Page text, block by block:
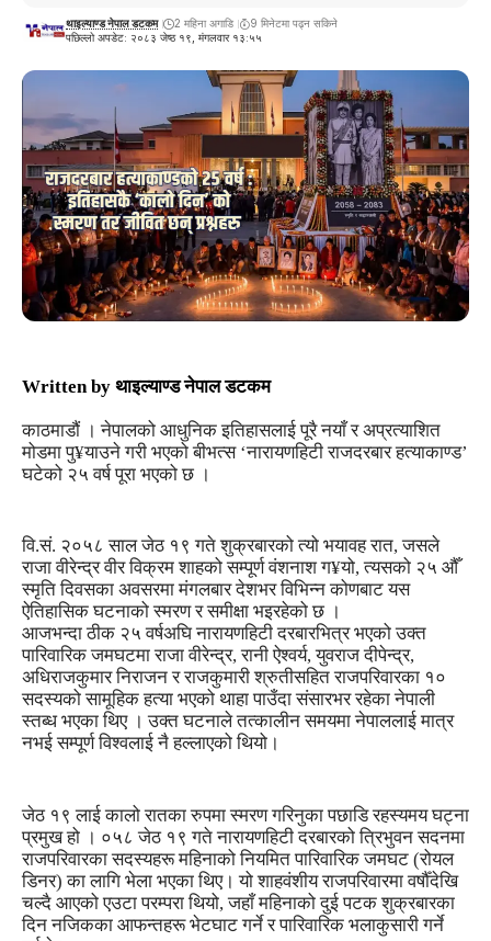
पछिल्लो अपडेट: २०८३ जेष्ठ १९, मंगलवार १३:५५
थाइल्याण्ड नेपाल डटकम 2 महिना अगाडि 9 मिनेटमा पढ्न सकिने
Written by थाइल्याण्ड नेपाल डटकम
काठमाडौं । नेपालको आधुनिक इतिहासलाई पूरै नयाँ र अप्रत्याशित
मोडमा पु¥याउने गरी भएको बीभत्स ‘नारायणहिटी राजदरबार हत्याकाण्ड’
घटेको २५ वर्ष पूरा भएको छ ।
वि.सं. २०५८ साल जेठ १९ गते शुक्रबारको त्यो भयावह रात, जसले
राजा वीरेन्द्र वीर विक्रम शाहको सम्पूर्ण वंशनाश ग¥यो, त्यसको २५ औँ
स्मृति दिवसका अवसरमा मंगलबार देशभर विभिन्न कोणबाट यस
ऐतिहासिक घटनाको स्मरण र समीक्षा भइरहेको छ ।
आजभन्दा ठीक २५ वर्षअघि नारायणहिटी दरबारभित्र भएको उक्त
पारिवारिक जमघटमा राजा वीरेन्द्र, रानी ऐश्वर्य, युवराज दीपेन्द्र,
अधिराजकुमार निराजन र राजकुमारी श्रुतीसहित राजपरिवारका १०
सदस्यको सामूहिक हत्या भएको थाहा पाउँदा संसारभर रहेका नेपाली
स्तब्ध भएका थिए । उक्त घटनाले तत्कालीन समयमा नेपाललाई मात्र
नभई सम्पूर्ण विश्वलाई नै हल्लाएको थियो।
जेठ १९ लाई कालो रातका रुपमा स्मरण गरिनुका पछाडि रहस्यमय घट्ना
प्रमुख हो । ०५८ जेठ १९ गते नारायणहिटी दरबारको त्रिभुवन सदनमा
राजपरिवारका सदस्यहरू महिनाको नियमित पारिवारिक जमघट (रोयल
डिनर) का लागि भेला भएका थिए। यो शाहवंशीय राजपरिवारमा वर्षौँदेखि
चल्दै आएको एउटा परम्परा थियो, जहाँ महिनाको दुई पटक शुक्रबारका
दिन नजिकका आफन्तहरू भेटघाट गर्ने र पारिवारिक भलाकुसारी गर्ने